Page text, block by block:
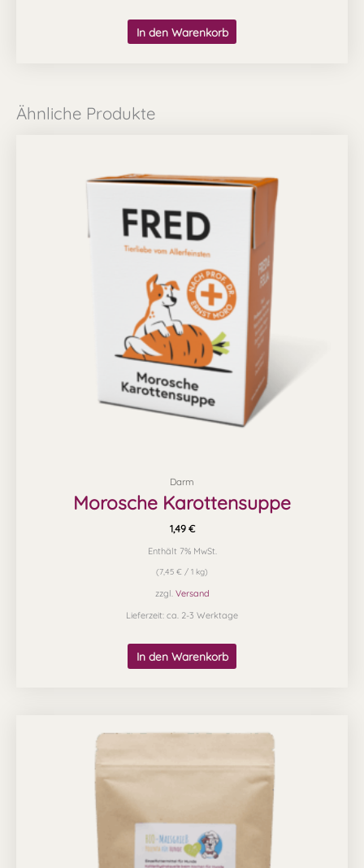
In den Warenkorb
Ähnliche Produkte
Darm
Morosche Karottensuppe
1,49 €
Enthält 7% MwSt.
(7,45 € / 1 kg)
zzgl. Versand
Lieferzeit: ca. 2-3 Werktage
In den Warenkorb